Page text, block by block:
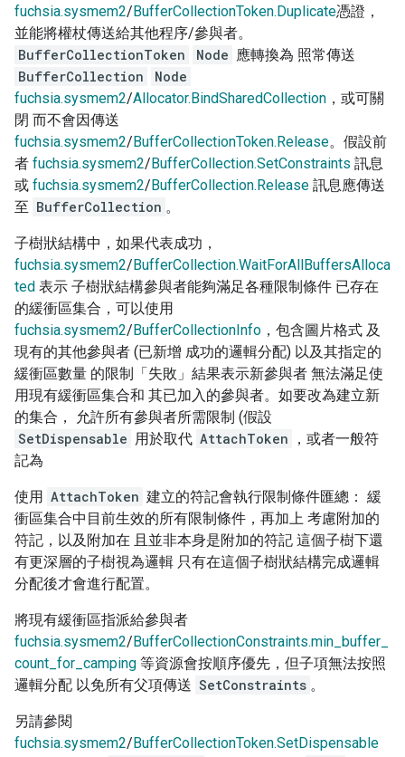
fuchsia.sysmem2/ BufferCollectionToken.Duplicate憑證，
並能將權杖傳送給其他程序/參與者。
BufferCollectionToken
Node 應轉換為 照常傳送
BufferCollection
Node
fuchsia.sysmem2/Allocator.BindSharedCollection ，或可關
閉 而不會因傳送
fuchsia.sysmem2/ BufferCollectionToken.Release。假設前
者 fuchsia.sysmem2/ BufferCollection.SetConstraints 訊息
或 fuchsia.sysmem2/ BufferCollection.Release 訊息應傳送
至 BufferCollection 。
子樹狀結構中，如果代表成功，
fuchsia.sysmem2/ BufferCollection.WaitForAllBuffersAlloca
ted 表示 子樹狀結構參與者能夠滿足各種限制條件 已存在
的緩衝區集合，可以使用
fuchsia.sysmem2/ BufferCollectionInfo ，包含圖片格式 及
現有的其他參與者 (已新增 成功的邏輯分配) 以及其指定的
緩衝區數量 的限制「失敗」結果表示新參與者 無法滿足使
用現有緩衝區集合和 其已加入的參與者。如要改為建立新
的集合， 允許所有參與者所需限制 (假設
SetDispensable 用於取代 AttachToken
，或者一般符
記為
使用 AttachToken 建立的符記會執行限制條件匯總： 緩
衝區集合中目前生效的所有限制條件，再加上 考慮附加的
符記，以及附加在 且並非本身是附加的符記 這個子樹下還
有更深層的子樹視為邏輯 只有在這個子樹狀結構完成邏輯
分配後才會進行配置。
將現有緩衝區指派給參與者
fuchsia.sysmem2/ BufferCollectionConstraints.min_buffer_
count_for_camping 等資源會按順序優先，但子項無法按照
邏輯分配 以免所有父項傳送 SetConstraints 。
另請參閱
fuchsia.sysmem2/ BufferCollectionToken.SetDispensable